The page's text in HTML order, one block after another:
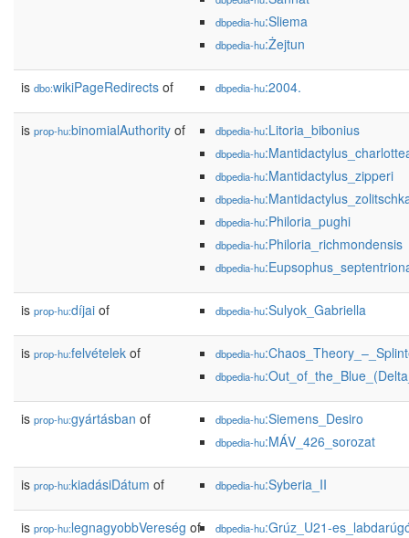
dbpedia-hu:Sliema
dbpedia-hu:Żejtun
is dbo:wikiPageRedirects of dbpedia-hu:2004.
is prop-hu:binomialAuthority of dbpedia-hu:Litoria_bibonius
dbpedia-hu
dbpedia-hu:Mantidactylus_zipperi
dbpedia-hu
dbpedia-hu:Philoria_pughi
dbpedia-hu:Philoria_richmondensis
dbpedia-hu
is prop-hu:díjai of dbpedia-hu:Sulyok_Gabriella
is prop-hu:felvételek of dbpedia-hu
dbpedia-hu
is prop-hu:gyártásban of dbpedia-hu:Siemens_Desiro
dbpedia-hu:MÁV_426_sorozat
is prop-hu:kiadásiDátum of dbpedia-hu:Syberia_II
is prop-hu:legnagyobbVereség of dbpedia-hu:Grúz_U21-